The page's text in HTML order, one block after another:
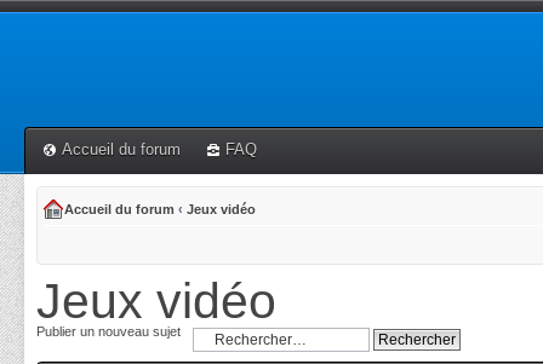
Accueil du forum FAQ
Accueil du forum ‹ Jeux vidéo
Jeux vidéo
Publier un nouveau sujet